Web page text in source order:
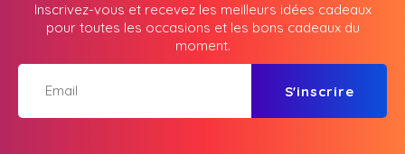
Inscrivez-vous et recevez les meilleurs idées cadeaux
pour toutes les occasions et les bons cadeaux du
moment.
S'inscrire